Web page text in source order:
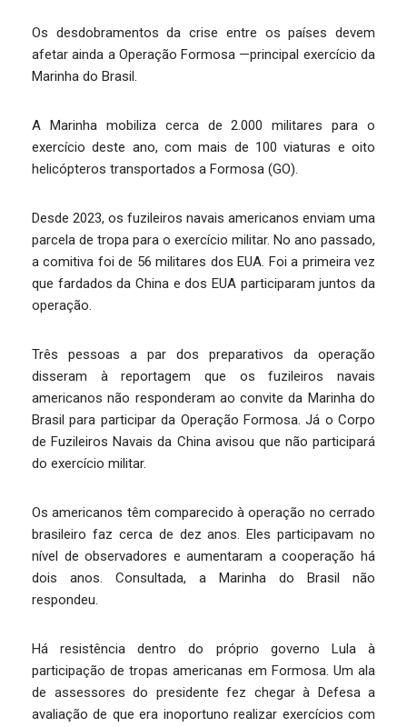
Os desdobramentos da crise entre os países devem
afetar ainda a Operação Formosa —principal exercício da
Marinha do Brasil.
A Marinha mobiliza cerca de 2.000 militares para o
exercício deste ano, com mais de 100 viaturas e oito
helicópteros transportados a Formosa (GO).
Desde 2023, os fuzileiros navais americanos enviam uma
parcela de tropa para o exercício militar. No ano passado,
a comitiva foi de 56 militares dos EUA. Foi a primeira vez
que fardados da China e dos EUA participaram juntos da
operação.
Três pessoas a par dos preparativos da operação
disseram à reportagem que os fuzileiros navais
americanos não responderam ao convite da Marinha do
Brasil para participar da Operação Formosa. Já o Corpo
de Fuzileiros Navais da China avisou que não participará
do exercício militar.
Os americanos têm comparecido à operação no cerrado
brasileiro faz cerca de dez anos. Eles participavam no
nível de observadores e aumentaram a cooperação há
dois anos. Consultada, a Marinha do Brasil não
respondeu.
Há resistência dentro do próprio governo Lula à
participação de tropas americanas em Formosa. Um ala
de assessores do presidente fez chegar à Defesa a
avaliação de que era inoportuno realizar exercícios com